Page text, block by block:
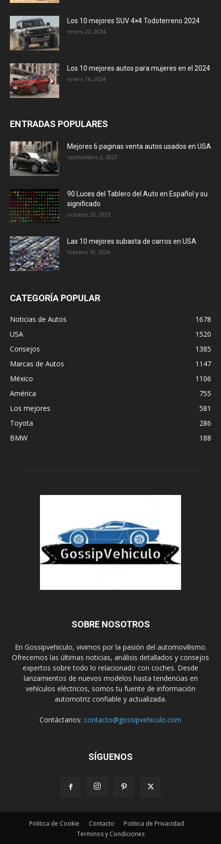
Los 10 mejores SUV 4×4 Todoterreno 2024
enero 22, 2024
Los 10 mejores autos para mujeres en el 2024
enero 16, 2024
ENTRADAS POPULARES
Mejores 6 paginas venta autos usados en USA
septiembre 2, 2023
90 Luces del Tablero del Auto en Español y su
significado
octubre 22, 2023
Las 10 mejores subasta de carros en USA
febrero 19, 2024
CATEGORÍA POPULAR
Noticias de Autos
1678
USA
1520
Consejos
1385
Marcas de Autos
1147
México
1106
América
755
Los mejores
581
Toyota
286
BMW
188
SOBRE NOSOTROS
En Gossipvehiculo, vivimos por la pasión del automovilismo.
Ofrecemos las últimas noticias, análisis detallados y consejos
expertos sobre todo lo relacionado con coches. Desde
lanzamientos de nuevos modelos hasta tendencias en
vehículos eléctricos, somos tu fuente de información
automotriz confiable y actualizada.
Contáctanos: contacto@gossipvehiculo.com
SÍGUENOS
Politica de Cookie Contacto
Politica de Privacidad
Terminos y Condiciones